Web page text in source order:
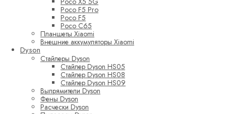
Poco F5 Pro
Poco F5
Poco C65
Планшеты Xiaomi
Внешние аккумуляторы Xiaomi
Dyson
Стайлеры Dyson
Стайлер Dyson HS05
Стайлер Dyson HS08
Стайлер Dyson HS09
Выпрямители Dyson
Фены Dyson
Расчески Dyson